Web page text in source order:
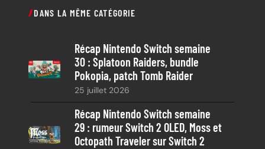
h
c
h
DANS LA MÊME CATÉGORIE
Récap Nintendo Switch semaine
30 : Splatoon Raiders, bundle
Pokopia, patch Tomb Raider
25 juillet 2026
Récap Nintendo Switch semaine
29 : rumeur Switch 2 OLED, Moss et
Octopath Traveler sur Switch 2